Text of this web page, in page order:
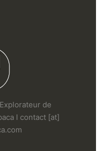
de
I contact [at]